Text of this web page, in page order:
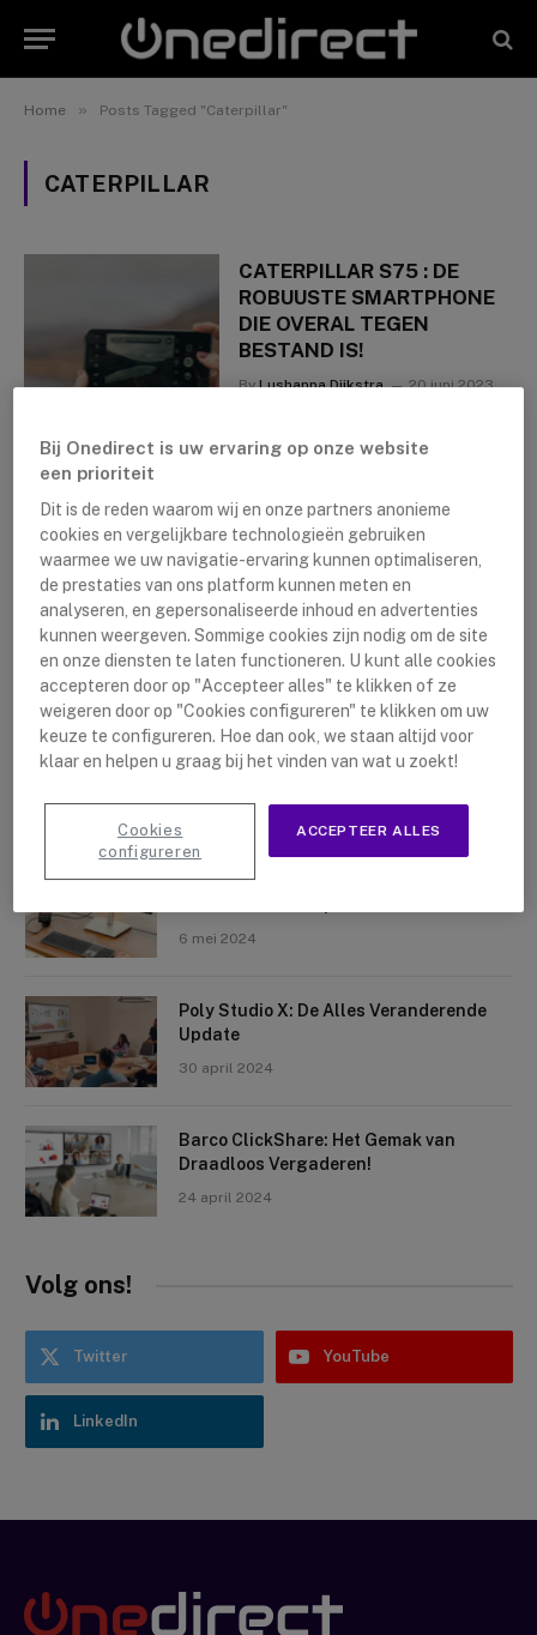
Home » Posts Tagged "Caterpillar"
CATERPILLAR
CATERPILLAR S75 : DE
ROBUUSTE SMARTPHONE
DIE OVERAL TEGEN
BESTAND IS!
By Lushanna Dijkstra 20 juni 2023
Nieuwste artikelen
Logitech Sight: De Tafelcamera Voor
Elke Ruimte
10 mei 2024
Crosscall X-Space: Transformeer Je
6 mei 2024
Poly Studio X: De Alles Veranderende
Update
30 april 2024
Barco ClickShare: Het Gemak van
Draadloos Vergaderen!
24 april 2024
Volg ons!
Twitter YouTube
LinkedIn
Bij Onedirect is uw ervaring op onze website
een prioriteit
Dit is de reden waarom wij en onze partners anonieme
cookies en vergelijkbare technologieën gebruiken
waarmee we uw navigatie-ervaring kunnen optimaliseren,
de prestaties van ons platform kunnen meten en
analyseren, en gepersonaliseerde inhoud en advertenties
kunnen weergeven. Sommige cookies zijn nodig om de site
en onze diensten te laten functioneren. U kunt alle cookies
accepteren door op "Accepteer alles" te klikken of ze
weigeren door op "Cookies configureren" te klikken om uw
keuze te configureren. Hoe dan ook, we staan altijd voor
klaar en helpen u graag bij het vinden van wat u zoekt!
ACCEPTEER ALLES
Cookies
configureren